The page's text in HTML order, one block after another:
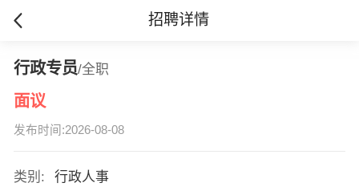
招聘详情
行政专员/全职
面议
发布时间:2026-08-08
类别:
行政人事